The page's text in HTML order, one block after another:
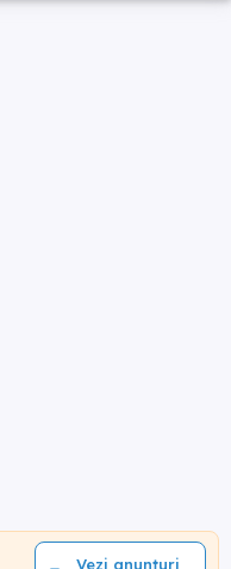
Vezi anunțuri